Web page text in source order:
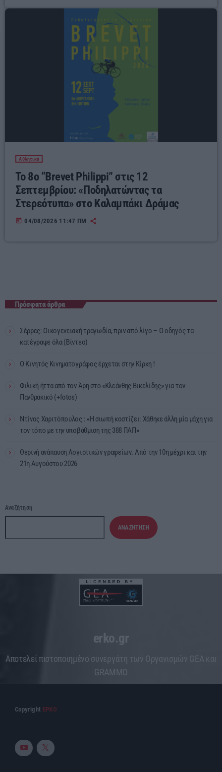
Αθλητικά
Το 8ο “Brevet Philippi” στις 12
Σεπτεμβρίου: «Ποδηλατώντας τα
Στερεότυπα» στο Καλαμπάκι Δράμας
today 04/08/2026 11:47 ΠΜ
Πρόσφατα άρθρα
Σέρρες: Οικογενειακή τραγωδία, πριν από λίγο – Ο οδηγός τα
κατέγραψε όλα (Βίντεο)
Ο Κινητός Κινηματογράφος έρχεται στην Κίρκη !
Φιλική ήττα από τον Άρη στο «Κλεάνθης Βικελίδης» για τον
Πανθρακικό (+fotos)
Ντίνος Χαριτόπουλος : «Η σιωπή κοστίζει: Χάθηκε άλλη μία μάχη για
τον τόπο με την υποβάθμιση της 388 ΠΑΠ»
Θερινή ανάπαυση Λογιστικών γραφείων. Από την 10η μέχρι και την
21η Αυγούστου 2026
Αναζήτηση
ΑΝΑΖΉΤΗΣΗ
erko.gr
Aποτελεί πιστοποιημένο συνεργάτη των Οργανισμών GEA και
GRAMMO
Copyright ΕΡΚΟ